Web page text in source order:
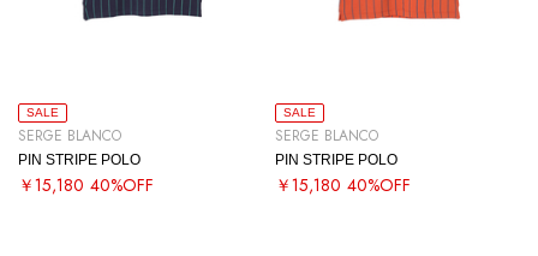
SALE
SERGE BLANCO
PIN STRIPE POLO
￥15,180 40%OFF
SALE
SERGE BLANCO
PIN STRIPE POLO
￥15,180 40%OFF